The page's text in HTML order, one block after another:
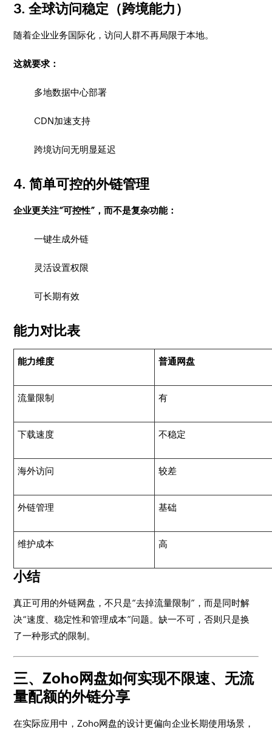
3. 全球访问稳定（跨境能力）
随着企业业务国际化，访问人群不再局限于本地。
这就要求：
多地数据中心部署
CDN加速支持
跨境访问无明显延迟
4. 简单可控的外链管理
企业更关注“可控性”，而不是复杂功能：
一键生成外链
灵活设置权限
可长期有效
能力对比表
能力维度 普通网盘
流量限制 有
下载速度 不稳定
海外访问 较差
外链管理 基础
维护成本 高
小结
真正可用的外链网盘，不只是“去掉流量限制”，而是同时解
决“速度、稳定性和管理成本”问题。缺一不可，否则只是换
了一种形式的限制。
三、Zoho网盘如何实现不限速、无流
量配额的外链分享
在实际应用中，Zoho网盘的设计更偏向企业长期使用场景，